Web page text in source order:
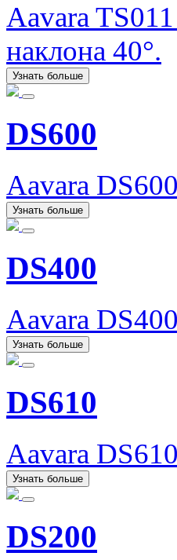
Aavara
наклона 40°.
Узнать больше
DS600
Aavara
Узнать больше
DS400
Aavara
Узнать больше
DS610
Aavara
Узнать больше
DS200